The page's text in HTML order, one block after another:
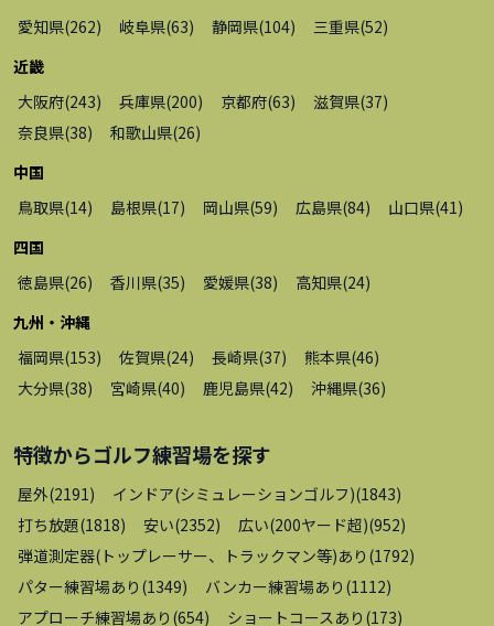
愛知県(262) 岐阜県(63) 静岡県(104) 三重県(52)
近畿
大阪府(243) 兵庫県(200) 京都府(63) 滋賀県(37)
奈良県(38) 和歌山県(26)
中国
鳥取県(14) 島根県(17) 岡山県(59) 広島県(84) 山口県(41 )
四国
徳島県(26) 香川県(35) 愛媛県(38) 高知県(24)
九州・沖縄
福岡県(153) 佐賀県(24) 長崎県(37) 熊本県(46)
大分県(38) 宮崎県(40) 鹿児島県(42) 沖縄県(36)
特徴からゴルフ練習場を探す
屋外(2191 ) インドア(シミュレーションゴルフ)(1843)
打ち放題(1818) 安い(2352) 広い(200ヤード超)(952)
弾道測定器(トップレーサー、トラックマン等)あり (1792)
パター練習場あり (1349) バンカー練習場あり (1112)
アプローチ練習場あり (654) ショートコースあり (173)